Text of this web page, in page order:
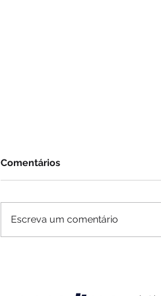
Comentários
Escreva um comentário